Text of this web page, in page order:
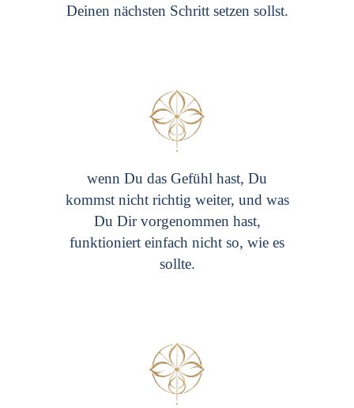
Deinen nächsten Schritt setzen sollst.
wenn Du das Gefühl hast, Du
kommst nicht richtig weiter, und was
Du Dir vorgenommen hast,
funktioniert einfach nicht so, wie es
sollte.